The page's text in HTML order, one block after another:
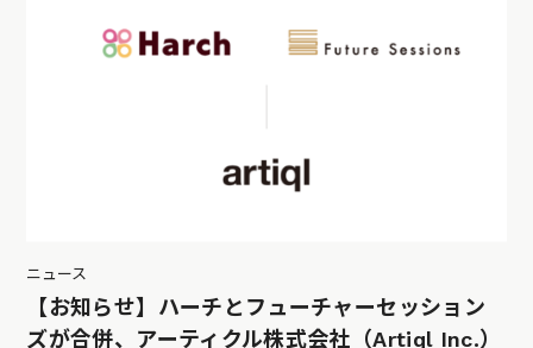
ニュース
【お知らせ】ハーチとフューチャーセッション
ズが合併、アーティクル株式会社（Artiql Inc.）